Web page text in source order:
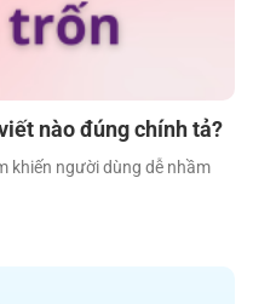
nào đúng chính tả?
khiến người dùng dễ nhầm